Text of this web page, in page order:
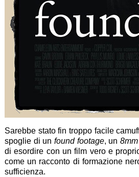
Sarebbe stato fin troppo facile
spoglie di un found footage, un 8mm
di esordire con un film vero e
come un racconto di formazione
sufficienza.